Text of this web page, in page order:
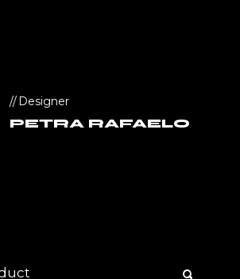
Designer
PETRA RAFAELO